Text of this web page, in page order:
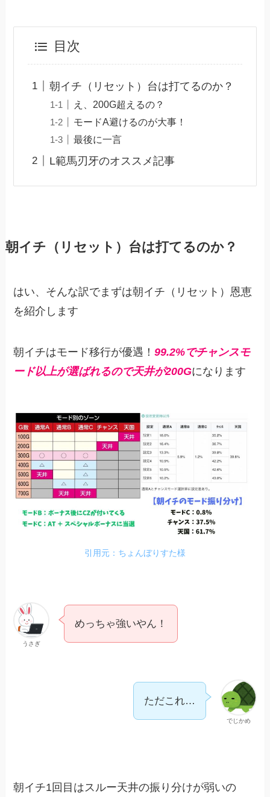
目次
朝イチ（リセット）台は打てるのか？
え、200G超えるの？
モードA避けるのが大事！
最後に一言
L範馬刃牙のオススメ記事
朝イチ（リセット）台は打てるのか？
はい、そんな訳でまずは朝イチ（リセット）恩恵
を紹介します
朝イチはモード移行が優遇！99.2%でチャンスモ
ード以上が選ばれるので天井が200Gになります
引用元：ちょんぼりすた様
うさぎ
めっちゃ強いやん！
でじかめ
ただこれ…
朝イチ1回目はスルー天井の振り分けが弱いの